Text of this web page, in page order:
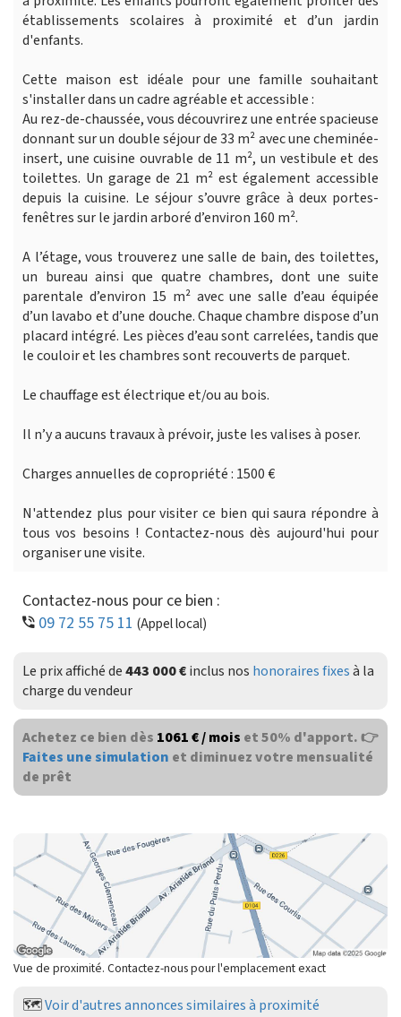
établissements scolaires à proximité et d’un jardin
d'enfants.
Cette maison est idéale pour une famille souhaitant
s'installer dans un cadre agréable et accessible :
Au rez-de-chaussée, vous découvrirez une entrée spacieuse
donnant sur un double séjour de 33 m² avec une cheminée-
insert, une cuisine ouvrable de 11 m², un vestibule et des
toilettes. Un garage de 21 m² est également accessible
depuis la cuisine. Le séjour s’ouvre grâce à deux portes-
fenêtres sur le jardin arboré d’environ 160 m².
A l’étage, vous trouverez une salle de bain, des toilettes,
un bureau ainsi que quatre chambres, dont une suite
parentale d’environ 15 m² avec une salle d’eau équipée
d’un lavabo et d’une douche. Chaque chambre dispose d’un
placard intégré. Les pièces d’eau sont carrelées, tandis que
le couloir et les chambres sont recouverts de parquet.
Le chauffage est électrique et/ou au bois.
Il n’y a aucuns travaux à prévoir, juste les valises à poser.
Charges annuelles de copropriété : 1500 €
N'attendez plus pour visiter ce bien qui saura répondre à
tous vos besoins ! Contactez-nous dès aujourd'hui pour
organiser une visite.
Contactez-nous pour ce bien :
09 72 55 75 11 (Appel local)
Le prix affiché de443 000 €inclus nos honoraires fixesà la
charge du vendeur
Achetez ce bien dès 1061 € / mois et 50% d'apport. 👉
Faites une simulation et diminuez votre mensualité
de prêt
Vue de proximité. Contactez-nous pour l'emplacement exact
🗺️Voir d'autres annonces similaires à proximité